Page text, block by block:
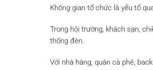
Không gian tổ chức là yếu tố
Trong hội trường, khách sạn,
thống đèn.
Với nhà hàng, quán cà phê,